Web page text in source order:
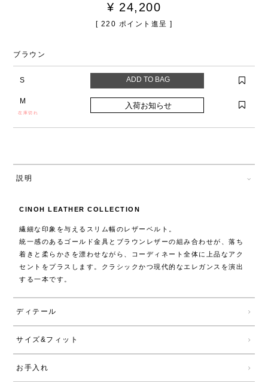
¥ 24,200
[ 220 ポイント進呈 ]
ブラウン
S
M
在庫切れ
説明
CINOH LEATHER COLLECTION
繊細な印象を与えるスリム幅のレザーベルト。
統一感のあるゴールド金具とブラウンレザーの組み合わせが、落ち
着きと柔らかさを漂わせながら、コーディネート全体に上品なアク
セントをプラスします。クラシックかつ現代的なエレガンスを演出
する一本です。
ディテール
サイズ&フィット
お手入れ